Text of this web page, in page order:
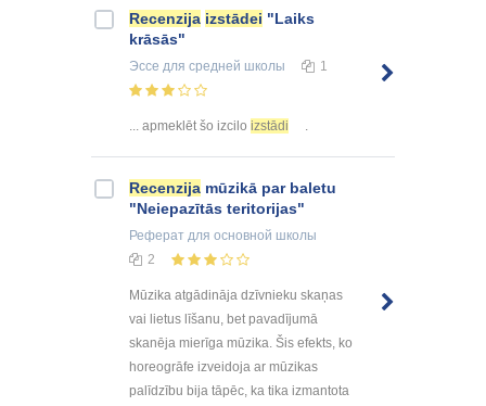
Recenzija izstādei "Laiks
krāsās"
Эссе для средней школы 1
... apmeklēt šo izcilo izstādi .
Recenzija mūzikā par baletu
"Neiepazītās teritorijas"
Реферат для основной школы
2
Mūzika atgādināja dzīvnieku skaņas
vai lietus līšanu, bet pavadījumā
skanēja mierīga mūzika. Šis efekts, ko
horeogrāfe izveidoja ar mūzikas
palīdzību bija tāpēc, ka tika izmantota